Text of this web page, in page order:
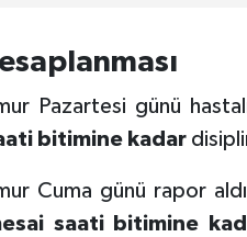
Pazartesi günü
bitimine kadar
Cuma günü rapor
saati bitimine